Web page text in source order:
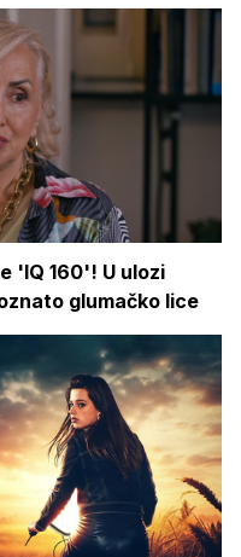
'IQ 160'! U ulozi
glumačko lice